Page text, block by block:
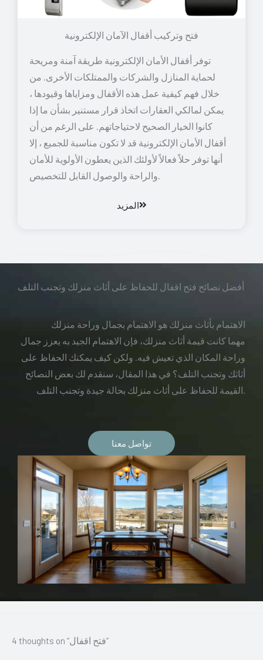
توفر أقفال الأمان الإلكترونية طريقة آمنة ومريحة
لحماية المنازل والشركات والممتلكات الأخرى. من
خلال فهم كيفية عمل هذه الأقفال ومزاياها وقيودها ،
يمكن لمالكي العقارات اتخاذ قرار مستنير بشأن ما إذا
كانوا الخيار الصحيح لاحتياجاتهم. على الرغم من أن
أقفال الأمان الإلكترونية قد لا تكون مناسبة للجميع ، إلا
أنها توفر حلاً فعالاً لأولئك الذين يعطون الأولوية للأمان
والراحة والوصول القابل للتخصيص.
المزيد
أفضل نصائح فتح اقفال للحفاظ على أثاث منزلك وتجنب التلف
الاهتمام بأثاث منزلك هو الاهتمام بجمال وراحة منزلك
مهما كانت قيمة أثاث منزلك، فإن الاهتمام الجيد به يعزز جمال
وراحة المكان الذي تعيش فيه. ولكن كيف يمكنك الحفاظ على
أثاثك وتجنب التلف؟ في هذا المقال، سنقدم لك بعض النصائح
القيمة للحفاظ على أثاث منزلك بحالة جيدة وتجنب التلف.
تواصل معنا
4 thoughts on “فتح اقفال”